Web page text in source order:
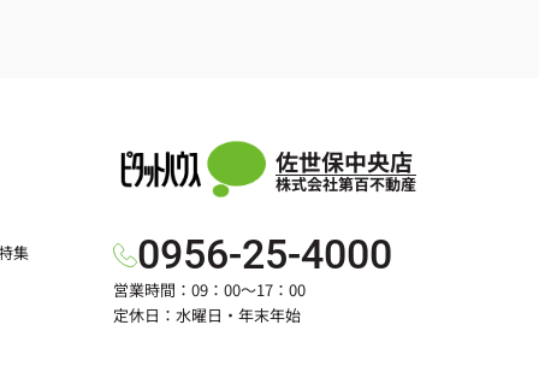
集
佐世保中央店
株式会社第百不動産
0956-25-4000
営業時間：09：00～17：00
定休日：水曜日・年末年始